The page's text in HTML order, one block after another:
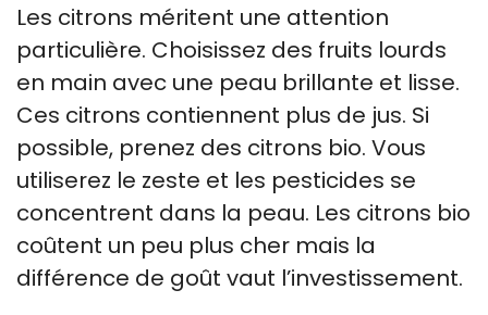
Les citrons méritent une attention
particulière. Choisissez des fruits lourds
en main avec une peau brillante et lisse.
Ces citrons contiennent plus de jus. Si
possible, prenez des citrons bio. Vous
utiliserez le zeste et les pesticides se
concentrent dans la peau. Les citrons bio
coûtent un peu plus cher mais la
différence de goût vaut l’investissement.